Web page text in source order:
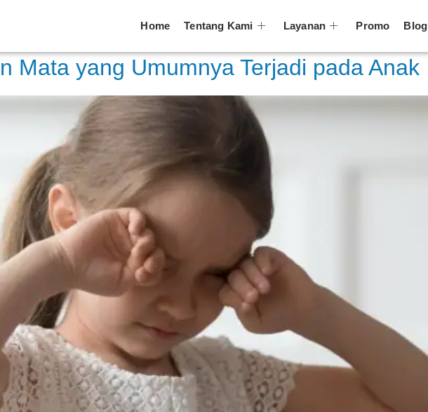
Home Tentang Kami Layanan Promo Blog
Mata yang Umumnya Terjadi pada Anak